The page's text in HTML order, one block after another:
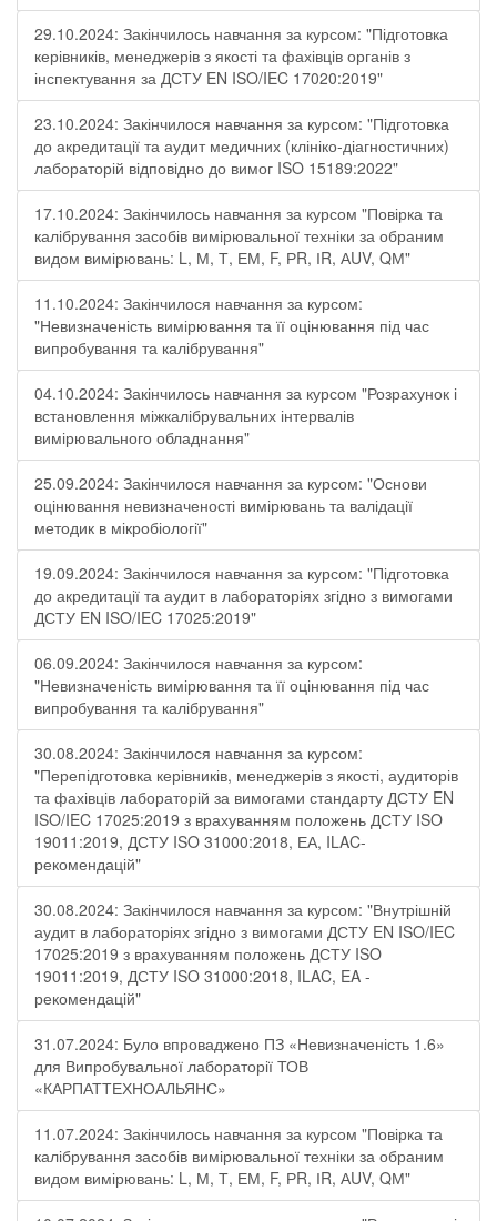
29.10.2024: Закінчилось навчання за курсом: "Підготовка
керівників, менеджерів з якості та фахівців органів з
інспектування за ДСТУ EN ISO/IEC 17020:2019"
23.10.2024: Закінчилося навчання за курсом: "Підготовка
до акредитації та аудит медичних (клініко-діагностичних)
лабораторій відповідно до вимог ISO 15189:2022"
17.10.2024: Закінчилось навчання за курсом "Повірка та
калібрування засобів вимірювальної техніки за обраним
видом вимірювань: L, М, Т, ЕМ, F, РR, ІR, АUV, QМ"
11.10.2024: Закінчилося навчання за курсом:
"Невизначеність вимірювання та її оцінювання під час
випробування та калібрування"
04.10.2024: Закінчилось навчання за курсом "Розрахунок і
встановлення міжкалібрувальних інтервалів
вимірювального обладнання"
25.09.2024: Закінчилося навчання за курсом: "Основи
оцінювання невизначеності вимірювань та валідації
методик в мікробіології"
19.09.2024: Закінчилося навчання за курсом: "Підготовка
до акредитації та аудит в лабораторіях згідно з вимогами
ДСТУ EN ISO/IEC 17025:2019"
06.09.2024: Закінчилося навчання за курсом:
"Невизначеність вимірювання та її оцінювання під час
випробування та калібрування"
30.08.2024: Закінчилося навчання за курсом:
"Перепідготовка керівників, менеджерів з якості, аудиторів
та фахівців лабораторій за вимогами стандарту ДСТУ EN
ISO/IEC 17025:2019 з врахуванням положень ДСТУ ISO
19011:2019, ДСТУ ISO 31000:2018, ЕА, ILAC-
рекомендацій"
30.08.2024: Закінчилося навчання за курсом: "Внутрішній
аудит в лабораторіях згідно з вимогами ДСТУ EN ISO/IEC
17025:2019 з врахуванням положень ДСТУ ISO
19011:2019, ДСТУ ISO 31000:2018, ILAC, EA -
рекомендацій"
31.07.2024: Було впроваджено ПЗ «Невизначеність 1.6»
для Випробувальної лабораторії ТОВ
«КАРПАТТЕХНОАЛЬЯНС»
11.07.2024: Закінчилось навчання за курсом "Повірка та
калібрування засобів вимірювальної техніки за обраним
видом вимірювань: L, М, Т, ЕМ, F, РR, ІR, АUV, QМ"